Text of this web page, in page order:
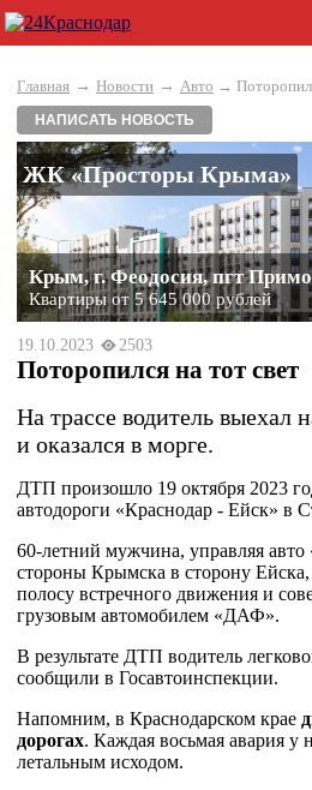
Главная → Новости → Авто →
НАПИСАТЬ НОВОСТЬ
ЖК «Просторы Крыма»
Крым, г. Феодосия, пгт
Квартиры от 5 645 000 рублей
19.10.2023 2503
Поторопился на тот свет
На трассе водитель выехал
и оказался в морге.
ДТП произошло 19 октября 2023
автодороги «Краснодар - Ейск» в
60-летний мужчина, управляя авто
стороны Крымска в сторону
полосу встречного движения и
грузовым автомобилем «ДАФ».
В результате ДТП водитель
сообщили в Госавтоинспекции.
Напомним, в Краснодарском крае
дорогах. Каждая восьмая авария у
летальным исходом.